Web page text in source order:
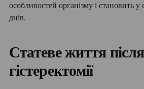
особливостей організму і становить
днів.
Статеве життя після
гістеректомії